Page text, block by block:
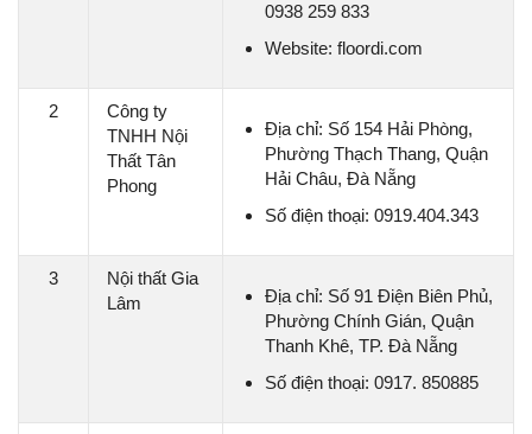
0938 259 833
Website: floordi.com
2
Công ty
TNHH Nội
Thất Tân
Phong
Địa chỉ: Số 154 Hải Phòng,
Phường Thạch Thang, Quận
Hải Châu, Đà Nẵng
Số điện thoại: 0919.404.343
3
Nội thất Gia
Lâm
Địa chỉ: Số 91 Điện Biên Phủ,
Phường Chính Gián, Quận
Thanh Khê, TP. Đà Nẵng
Số điện thoại: 0917. 850885